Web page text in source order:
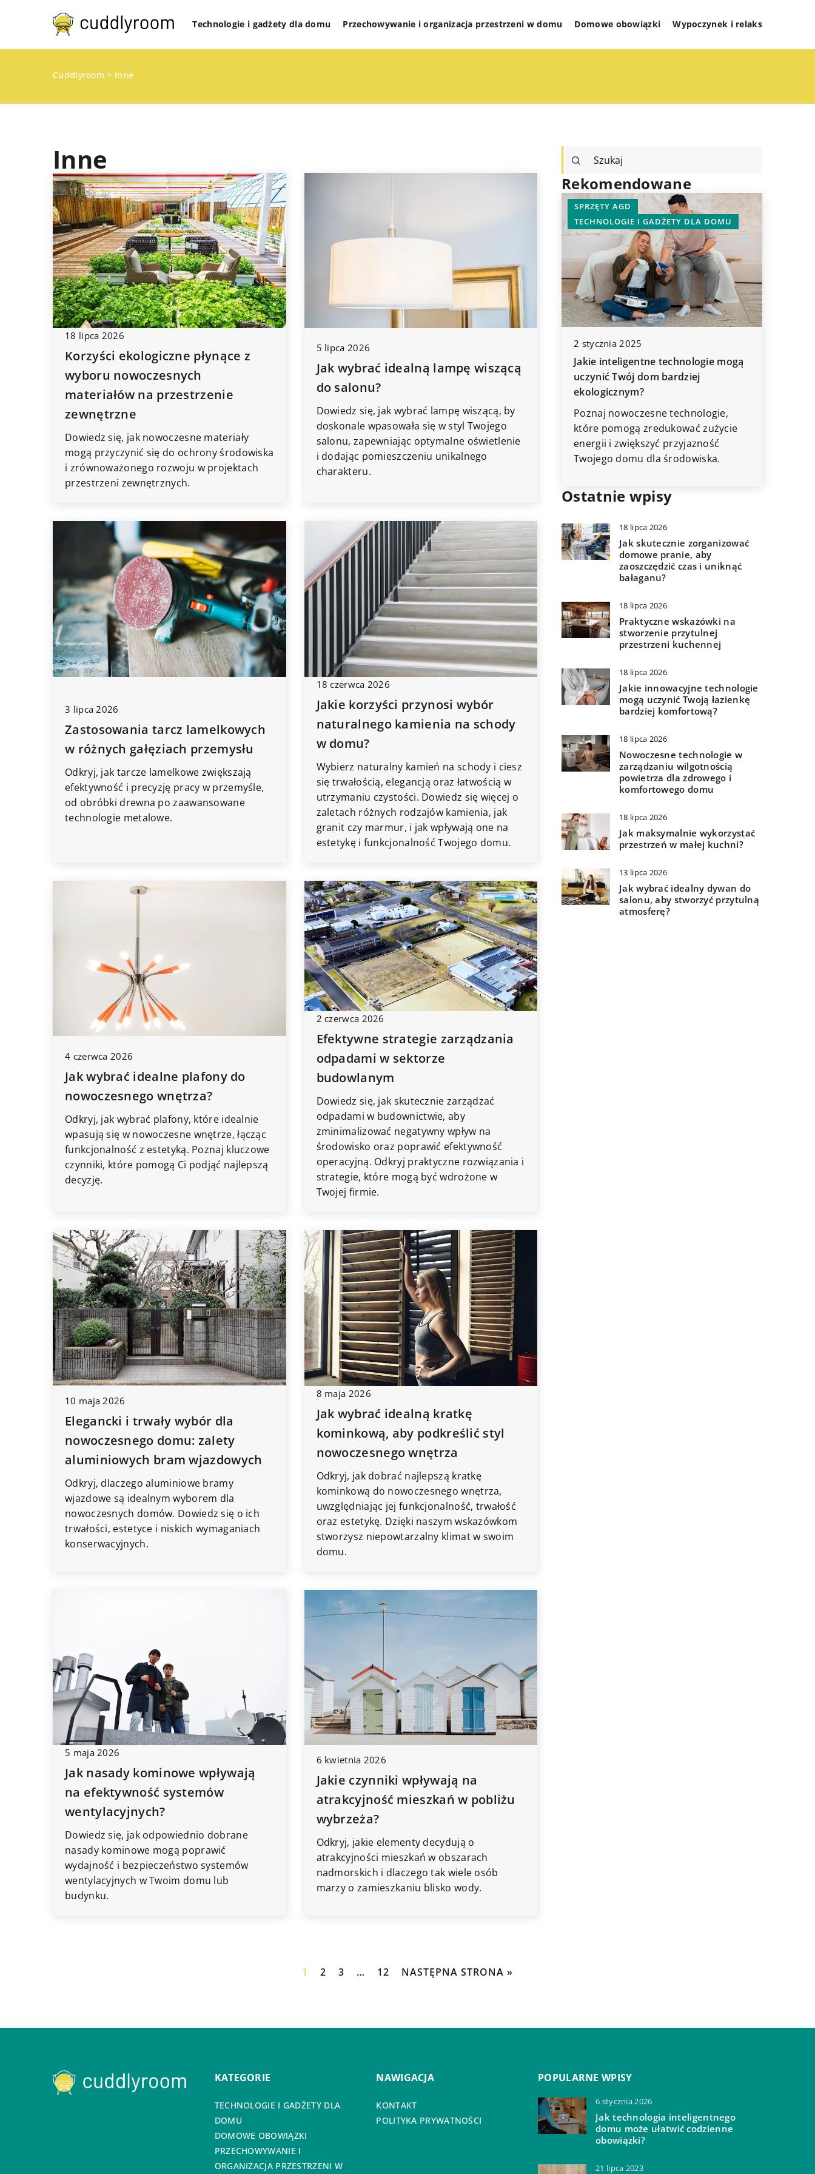
Technologie i gadżety dla domu Przechowywanie i organizacja przestrzeni w domu Domowe obowiązki Wypoczynek i relaks
Cuddlyroom > Inne
Inne
18 lipca 2026
Korzyści ekologiczne płynące z
wyboru nowoczesnych
materiałów na przestrzenie
zewnętrzne
Dowiedz się, jak nowoczesne materiały
mogą przyczynić się do ochrony środowiska
i zrównoważonego rozwoju w projektach
przestrzeni zewnętrznych.
5 lipca 2026
Jak wybrać idealną lampę wiszącą
do salonu?
Dowiedz się, jak wybrać lampę wiszącą, by
doskonale wpasowała się w styl Twojego
salonu, zapewniając optymalne oświetlenie
i dodając pomieszczeniu unikalnego
charakteru.
3 lipca 2026
Zastosowania tarcz lamelkowych
w różnych gałęziach przemysłu
Odkryj, jak tarcze lamelkowe zwiększają
efektywność i precyzję pracy w przemyśle,
od obróbki drewna po zaawansowane
technologie metalowe.
18 czerwca 2026
Jakie korzyści przynosi wybór
naturalnego kamienia na schody
w domu?
Wybierz naturalny kamień na schody i ciesz
się trwałością, elegancją oraz łatwością w
utrzymaniu czystości. Dowiedz się więcej o
zaletach różnych rodzajów kamienia, jak
granit czy marmur, i jak wpływają one na
estetykę i funkcjonalność Twojego domu.
4 czerwca 2026
Jak wybrać idealne plafony do
nowoczesnego wnętrza?
Odkryj, jak wybrać plafony, które idealnie
wpasują się w nowoczesne wnętrze, łącząc
funkcjonalność z estetyką. Poznaj kluczowe
czynniki, które pomogą Ci podjąć najlepszą
decyzję.
2 czerwca 2026
Efektywne strategie zarządzania
odpadami w sektorze
budowlanym
Dowiedz się, jak skutecznie zarządzać
odpadami w budownictwie, aby
zminimalizować negatywny wpływ na
środowisko oraz poprawić efektywność
operacyjną. Odkryj praktyczne rozwiązania i
strategie, które mogą być wdrożone w
Twojej firmie.
10 maja 2026
Elegancki i trwały wybór dla
nowoczesnego domu: zalety
aluminiowych bram wjazdowych
Odkryj, dlaczego aluminiowe bramy
wjazdowe są idealnym wyborem dla
nowoczesnych domów. Dowiedz się o ich
trwałości, estetyce i niskich wymaganiach
konserwacyjnych.
8 maja 2026
Jak wybrać idealną kratkę
kominkową, aby podkreślić styl
nowoczesnego wnętrza
Odkryj, jak dobrać najlepszą kratkę
kominkową do nowoczesnego wnętrza,
uwzględniając jej funkcjonalność, trwałość
oraz estetykę. Dzięki naszym wskazówkom
stworzysz niepowtarzalny klimat w swoim
domu.
5 maja 2026
Jak nasady kominowe wpływają
na efektywność systemów
wentylacyjnych?
Dowiedz się, jak odpowiednio dobrane
nasady kominowe mogą poprawić
wydajność i bezpieczeństwo systemów
wentylacyjnych w Twoim domu lub
budynku.
6 kwietnia 2026
Jakie czynniki wpływają na
atrakcyjność mieszkań w pobliżu
wybrzeża?
Odkryj, jakie elementy decydują o
atrakcyjności mieszkań w obszarach
nadmorskich i dlaczego tak wiele osób
marzy o zamieszkaniu blisko wody.
Rekomendowane
INNE
Wyznaczanie granic działek – krok
po kroku proces zrozumiały dla
każdego
przejść przez proces wyznaczania
granic działki. Zrozumieć procedurę
może każdy - przekonaj się sam!
ROZWIĄZANIA DO MAŁYCH PRZESTRZENI
Jak dobrze dobrać gałki ceramiczne
do stylu swojego wnętrza?
Odkryj, jak wybór odpowiednich
gałek ceramicznych może wpłynąć
na styl Twojego wnętrza. Poznaj
różne rodzaje i wzory, które
podkreślą charakter pomieszczeń.
SPRZĘTY AGD
TECHNOLOGIE I GADŻETY DLA DOMU
2 stycznia 2025
Jakie inteligentne technologie mogą
uczynić Twój dom bardziej
ekologicznym?
Poznaj nowoczesne technologie,
które pomogą zredukować zużycie
energii i zwiększyć przyjazność
Twojego domu dla środowiska.
Ostatnie wpisy
18 lipca 2026
Jak skutecznie zorganizować
domowe pranie, aby
zaoszczędzić czas i uniknąć
bałaganu?
18 lipca 2026
Praktyczne wskazówki na
stworzenie przytulnej
przestrzeni kuchennej
18 lipca 2026
Jakie innowacyjne technologie
mogą uczynić Twoją łazienkę
bardziej komfortową?
18 lipca 2026
Nowoczesne technologie w
zarządzaniu wilgotnością
powietrza dla zdrowego i
komfortowego domu
18 lipca 2026
Jak maksymalnie wykorzystać
przestrzeń w małej kuchni?
13 lipca 2026
Jak wybrać idealny dywan do
salonu, aby stworzyć przytulną
atmosferę?
1 2 3 … 12 NASTĘPNA STRONA »
KATEGORIE
TECHNOLOGIE I GADŻETY DLA
DOMU
DOMOWE OBOWIĄZKI
PRZECHOWYWANIE I
ORGANIZACJA PRZESTRZENI W
NAWIGACJA
KONTAKT
POLITYKA PRYWATNOŚCI
POPULARNE WPISY
6 stycznia 2026
Jak technologia inteligentnego
domu może ułatwić codzienne
obowiązki?
21 lipca 2023